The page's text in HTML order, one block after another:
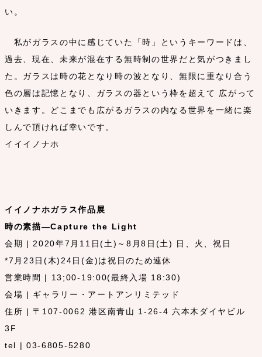
い。
私がガラスの中に感じていた「時」というキーワードは、
過去、現在、未来が混在する無時制の世界だと気がつきまし
た。ガラスは時の花となり時の波となり、無限に重なり合う
色の層は記憶となり、ガラスの器という枠を超えて 広がって
いきます。どこまでも広がるガラスの内なる世界を一緒に楽
しんで頂ければ幸いです。
イイイノナホ
イイノナホガラス作品展
時の素描―Capture the Light
会期 | 2020年7月11日(土)～8月8日(土) 日、火、祝日
*7月23日(木)24日(金)は祝日のため連休
営業時間 | 13;00-19:00(最終入場 18:30)
会場 | ギャラリー・アートアンリミテッド
住所 | 〒107-0062 港区南青山 1-26-4 六本木ダイヤビル
3F
tel | 03-6805-5280